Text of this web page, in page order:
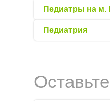
Педиатры на м.
Педиатрия